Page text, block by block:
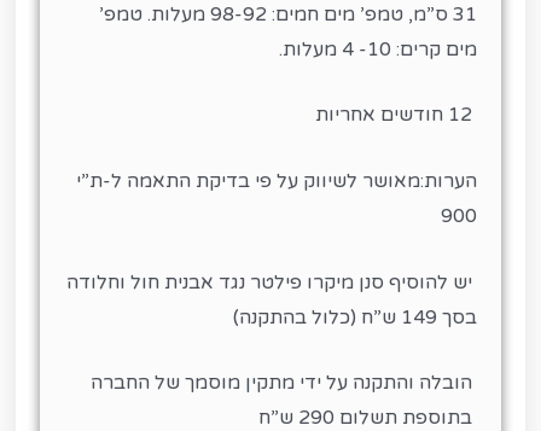
31 ס”מ, טמפ’ מים חמים: ‭‭‭‭‭‭‭‭‭‭‭‭‭‭‭‭‭‭‭‭‭‭‭‭‭‭‭‭‭‭‭‭‭‭‭‭‭‭‭‭98-92‬‬‬‬‬‬‬‬‬‬‬‬‬‬‬‬‬‬‬‬‬‬‬‬‬‬‬‬‬‬‬‬‬‬‬‬‬‬‬‬ מעלות. טמפ’
מים קרים: 10- 4 מעלות.
הערות:מאושר לשיווק על פי בדיקת התאמה ל-ת”י
900
יש להוסיף סנן מיקרו פילטר נגד אבנית חול וחלודה
בסך 149 ש”ח (כלול בהתקנה)
הובלה והתקנה על ידי מתקין מוסמך של החברה
בתוספת תשלום 290 ש”ח